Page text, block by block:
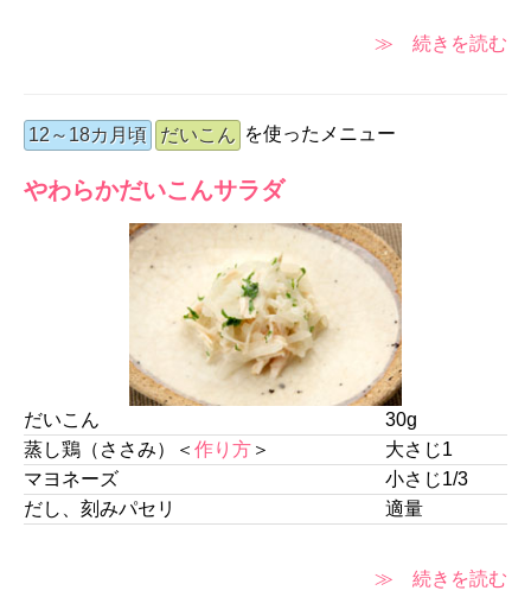
≫ 続きを読む
12～18カ月頃 だいこん を使ったメニュー
やわらかだいこんサラダ
だいこん
30g
蒸し鶏（ささみ）＜ 作り方 ＞
大さじ1
マヨネーズ
小さじ1/3
だし、刻みパセリ
適量
≫ 続きを読む